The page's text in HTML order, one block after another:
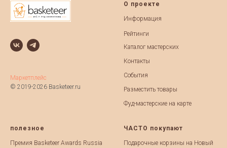
Маркетплейс
© 2019-2026 Basketeer.ru
О проекте
Информация
Рейтинги
Каталог мастерских
Контакты
События
Разместить товары
Фуд-мастерские на карте
полезное
Премия Basketeer Awards Russia
ЧАСТО покупают
Подарочные корзины на Новый